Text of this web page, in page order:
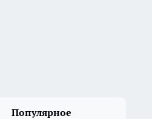
Популярное